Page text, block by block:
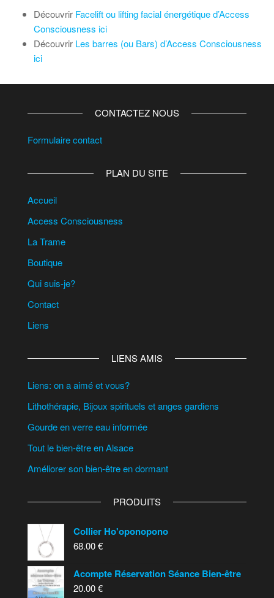
Découvrir Facelift ou lifting facial énergétique d’Access
Consciousness ici
Découvrir Les barres (ou Bars) d’Access Consciousness
ici
CONTACTEZ NOUS
Formulaire contact
PLAN DU SITE
Accueil
Access Consciousness
La Trame
Boutique
Qui suis-je?
Contact
Liens
LIENS AMIS
Liens: on a aimé et vous?
Lithothérapie, Bijoux spirituels et anges gardiens
Gourde en verre eau informée
Tout le bien-être en Alsace
Améliorer son bien-être en dormant
PRODUITS
Collier Ho'oponopono
68.00€
Acompte Réservation Séance Bien-être
20.00€